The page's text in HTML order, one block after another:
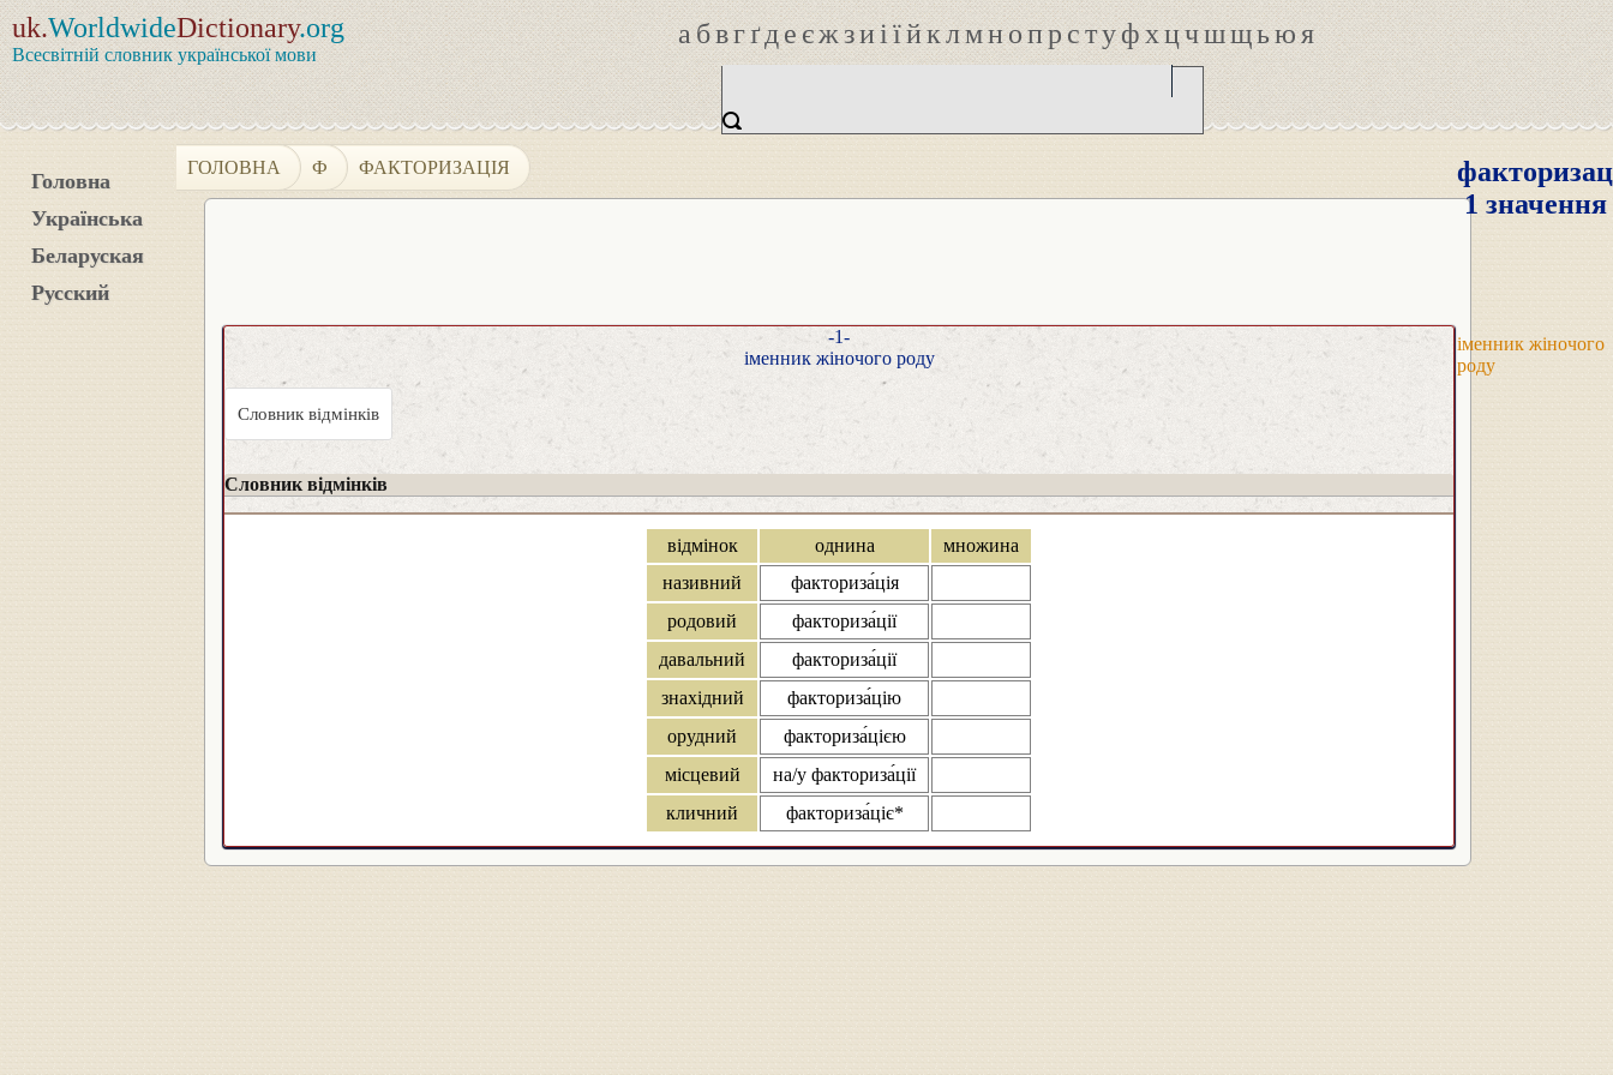
uk.WorldwideDictionary.org
Всесвітній словник української мови
абвгґдеєжзиіїйклмнопрстуфхцчшщьюя
Головна
Українська
Беларуская
Русский
ГОЛОВНА Ф ФАКТОРИЗАЦІЯ
1 значення
іменник жіночого
роду
-1-
іменник жіночого роду
Словник відмінків
Словник відмінків
відмінок однина
множина
називний
факториза́ція
родовий
факториза́ції
давальний
факториза́ції
знахідний
факториза́цію
орудний
факториза́цією
місцевий
на/у факториза́ції
кличний
факториза́ціє*